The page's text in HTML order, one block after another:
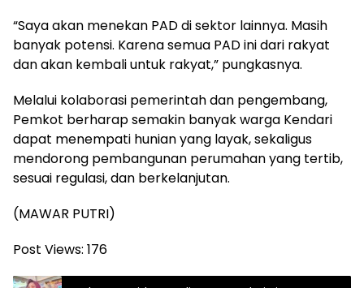
“Saya akan menekan PAD di sektor lainnya. Masih
banyak potensi. Karena semua PAD ini dari rakyat
dan akan kembali untuk rakyat,” pungkasnya.
Melalui kolaborasi pemerintah dan pengembang,
Pemkot berharap semakin banyak warga Kendari
dapat menempati hunian yang layak, sekaligus
mendorong pembangunan perumahan yang tertib,
sesuai regulasi, dan berkelanjutan.
(MAWAR PUTRI)
Post Views: 176